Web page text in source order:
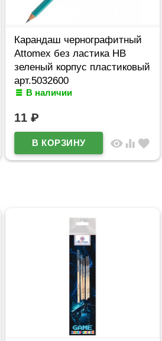
Карандаш чернографитный
Attomex без ластика НВ
зеленый корпус пластиковый
арт.5032600
В наличии
11₽
visibility equalizer favorite